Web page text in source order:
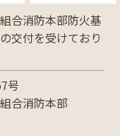
合消防本部防火基
交付を受けており
号
合消防本部